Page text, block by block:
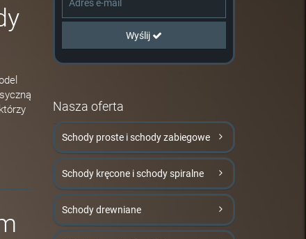
Wyślij
Nasza oferta
Schody proste i schody zabiegowe
Schody kręcone i schody spiralne
Schody drewniane